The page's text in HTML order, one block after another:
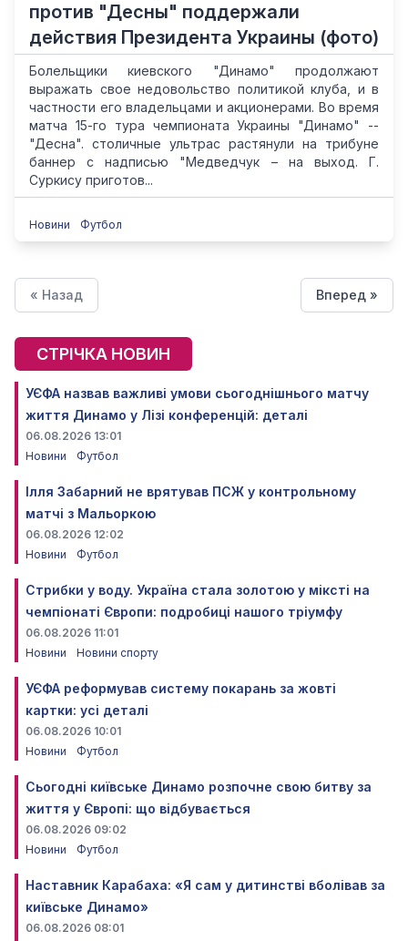
против "Десны" поддержали
действия Президента Украины (фото)
Болельщики киевского "Динамо" продолжают
выражать свое недовольство политикой клуба, и в
частности его владельцами и акционерами. Во время
матча 15-го тура чемпионата Украины "Динамо" --
"Десна". столичные ультрас растянули на трибуне
баннер с надписью "Медведчук – на выход. Г.
Суркису приготов...
Новини Футбол
« Назад Вперед »
СТРІЧКА НОВИН
УЄФА назвав важливі умови сьогоднішнього матчу
життя Динамо у Лізі конференцій: деталі
06.08.2026 13:01
Новини
Футбол
Ілля Забарний не врятував ПСЖ у контрольному
матчі з Мальоркою
06.08.2026 12:02
Новини
Футбол
Стрибки у воду. Україна стала золотою у міксті на
чемпіонаті Європи: подробиці нашого тріумфу
06.08.2026 11:01
Новини
Новини спорту
УЄФА реформував систему покарань за жовті
картки: усі деталі
06.08.2026 10:01
Новини
Футбол
Сьогодні київське Динамо розпочне свою битву за
життя у Європі: що відбувається
06.08.2026 09:02
Новини
Футбол
Наставник Карабаха: «Я сам у дитинстві вболівав за
київське Динамо»
06.08.2026 08:01